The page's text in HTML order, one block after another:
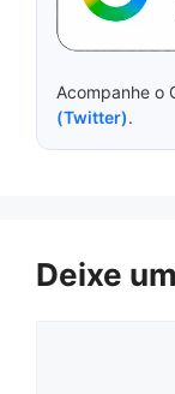
Acompanhe o
(Twitter).
Deixe